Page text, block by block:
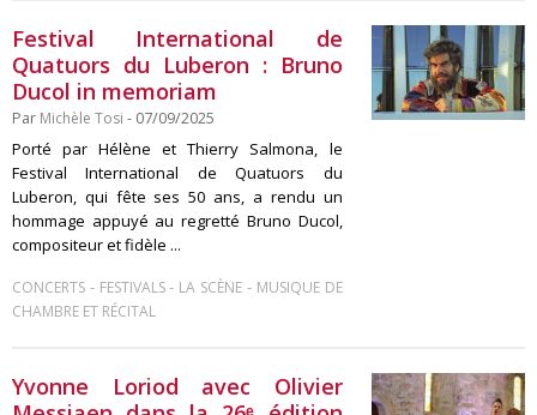
Festival International de
Quatuors du Luberon : Bruno
Ducol in memoriam
Par Michèle Tosi - 07/09/2025
Porté par Hélène et Thierry Salmona, le
Festival International de Quatuors du
Luberon, qui fête ses 50 ans, a rendu un
hommage appuyé au regretté Bruno Ducol,
compositeur et fidèle ...
CONCERTS - FESTIVALS- LA SCÈNE - MUSIQUE DE
CHAMBRE ET RÉCITAL
Yvonne Loriod avec Olivier